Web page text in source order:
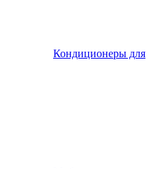
Кондиционеры для